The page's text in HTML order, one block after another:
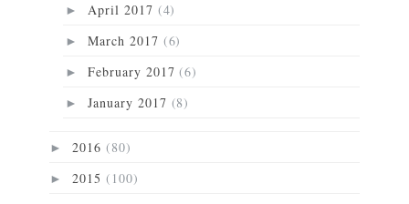
► April 2017 (4)
► March 2017 (6)
► February 2017(6)
► January 2017 (8)
► 2016 (80)
► 2015 (100)